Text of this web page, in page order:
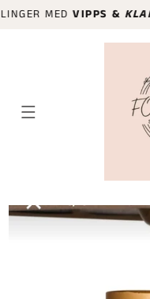
TIL
MEDVIPPS &KLARNA
TIL